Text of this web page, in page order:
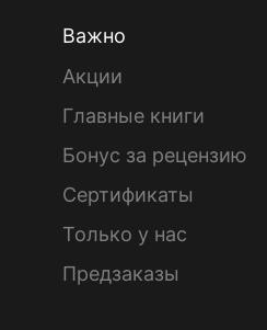
Важно
Акции
Главные книги
Бонус за рецензию
Сертификаты
Только у нас
Предзаказы